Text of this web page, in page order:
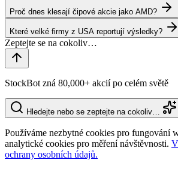
Proč dnes klesají čipové akcie jako AMD?
Které velké firmy z USA reportují výsledky?
StockBot zná 80,000+ akcií po celém světě
Hledejte nebo se zeptejte na cokoliv…
Používáme nezbytné cookies pro fungování
analytické cookies pro měření návštěvnosti.
ochrany osobních údajů.